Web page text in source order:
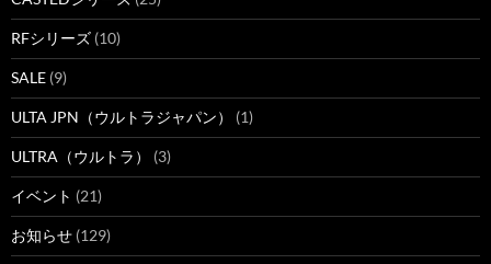
RFシリーズ (10)
SALE (9)
ULTA JPN（ウルトラジャパン） (1)
ULTRA（ウルトラ） (3)
イベント (21)
お知らせ (129)